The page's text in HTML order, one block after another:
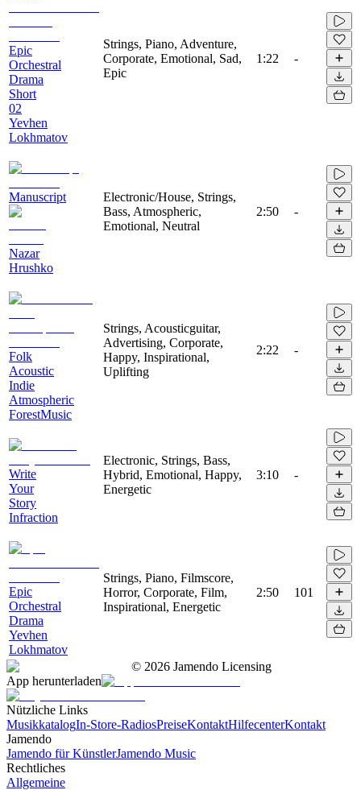
Epic
Orchestral
Drama
Short
02
Yevhen
Lokhmatov
Strings, Piano, Adventure,
Corporate, Emotional, Sad,
Epic
1:22 -
Manuscript
Nazar
Hrushko
Electronic/House, Strings,
Bass, Atmospheric,
Emotional, Neutral
2:50 -
Folk
Acoustic
Indie
Atmospheric
ForestMusic
Strings, Acousticguitar,
Advertising, Corporate,
Happy, Inspirational,
Uplifting
2:22 -
Write
Your
Story
Infraction
Electronic, Strings, Bass,
Hybrid, Emotional, Happy,
Energetic
3:10 -
Epic
Orchestral
Drama
Yevhen
Lokhmatov
Strings, Piano, Filmscore,
Horror, Corporate, Film,
Inspirational, Energetic
2:50 101
© 2026 Jamendo Licensing
App herunterladen
Nützliche Links
MusikkatalogIn-Store-RadiosPreiseKontaktHilfecenterKontakt
Jamendo
Jamendo für KünstlerJamendo Music
Rechtliches
Allgemeine